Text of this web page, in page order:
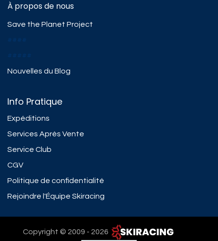
À propos de nous
Save the Planet Project
####
#####
Nouvelles du Blog
Info Pratique
Expéditions
Services Après Vente
Service Club
CGV
Politique de confidentialité
Rejoindre l'Équipe Skiracing
Copyright © 2009 - 2026 ​